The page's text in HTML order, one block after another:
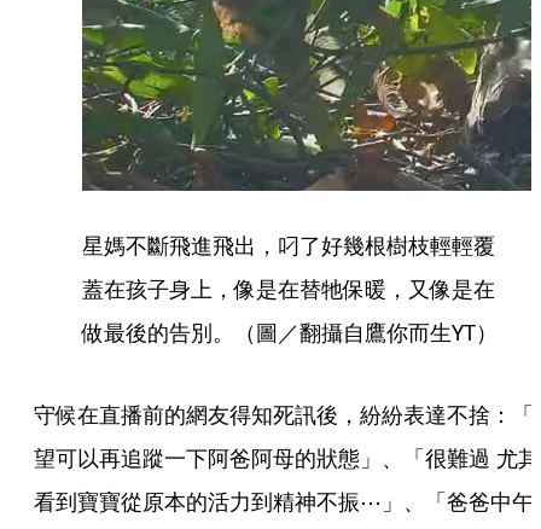
星媽不斷飛進飛出，叼了好幾根樹枝輕輕覆
蓋在孩子身上，像是在替牠保暖，又像是在
做最後的告別。（圖／翻攝自鷹你而生YT）
守候在直播前的網友得知死訊後，紛紛表達不捨：「​​
望可以再追蹤一下阿爸阿母的狀態」、「​​很難過 尤其
看到寶寶從原本的活力到精神不振⋯」、「爸爸中午